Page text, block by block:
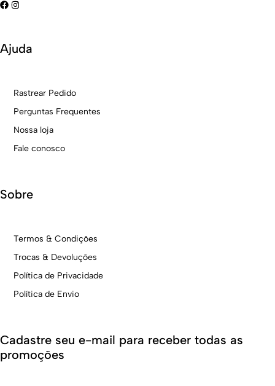
Ajuda
Rastrear Pedido
Perguntas Frequentes
Nossa loja
Fale conosco
Sobre
Termos & Condições
Trocas & Devoluções
Política de Privacidade
Política de Envio
Cadastre seu e-mail para receber todas as
promoções